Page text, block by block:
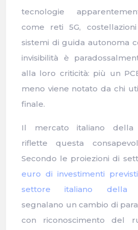
tecnologie
come reti 5G,
sistemi di guida autonoma
invisibilità è
alla loro criticità: più un
meno viene notato da chi
finale.
Il mercato italiano della
riflette questa
Secondo le proiezioni di
euro di investimenti
settore italiano della
segnalano un cambio di
con riconoscimento del